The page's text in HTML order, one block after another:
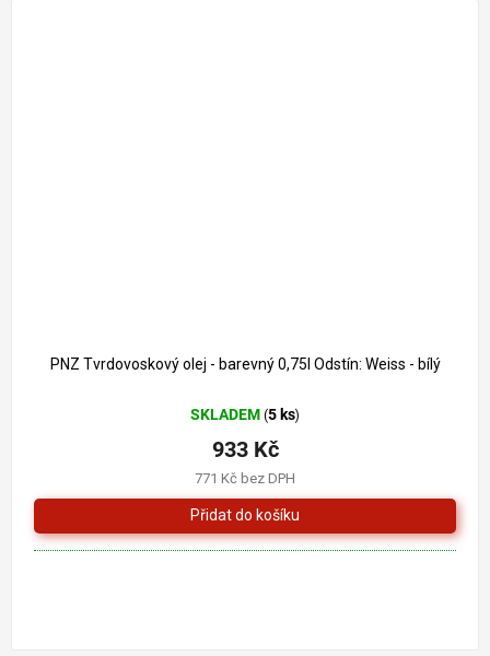
PNZ Tvrdovoskový olej - barevný 0,75l Odstín: Weiss - bílý
SKLADEM (5 ks)
771 Kč bez DPH
933 Kč